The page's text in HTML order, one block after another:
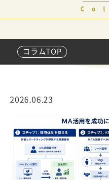
コラムTOP
2026.06.23